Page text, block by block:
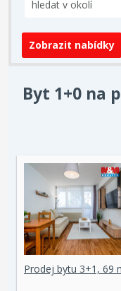
hledat v okolí
Byt 1+0 na
Prodej bytu 3+1, 69